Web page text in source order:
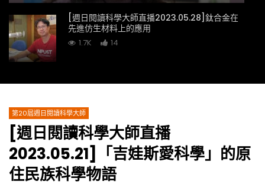
[週日閱讀科學大師直播2023.05.28]鈦合金在
先進仿生材料上的應用
1.7K 14
流災害
[週日閱讀科學大師直播2023.04.16]扎根科學
永續臺灣- 解密近年大型科學活動
1K
第20屆週日閱讀科學大師
[週日閱讀科學大師直播
2023.05.21]「吉娃斯愛科學」的原
住民族科學物語